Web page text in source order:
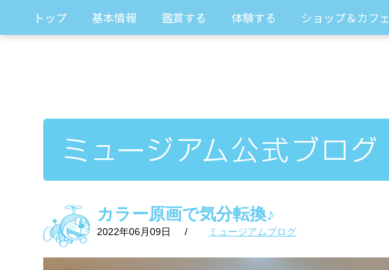
トップ 基本情報 鑑賞する 体験する ショップ＆カフェ
カラー原画で気分転換♪
2022年06月09日 / ミュージアムブログ